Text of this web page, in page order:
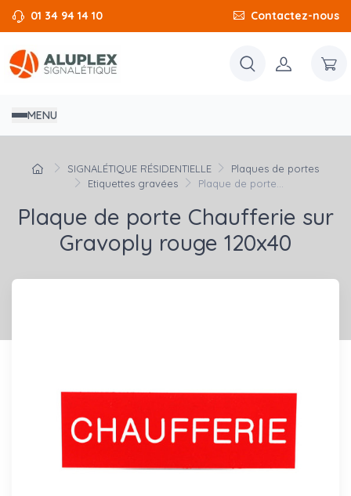
01 34 94 14 10 Contactez-nous
MENU
SIGNALÉTIQUE RÉSIDENTIELLE
Plaques de portes
Etiquettes gravées
Plaque de porte...
Plaque de porte Chaufferie sur
Gravoply rouge 120x40